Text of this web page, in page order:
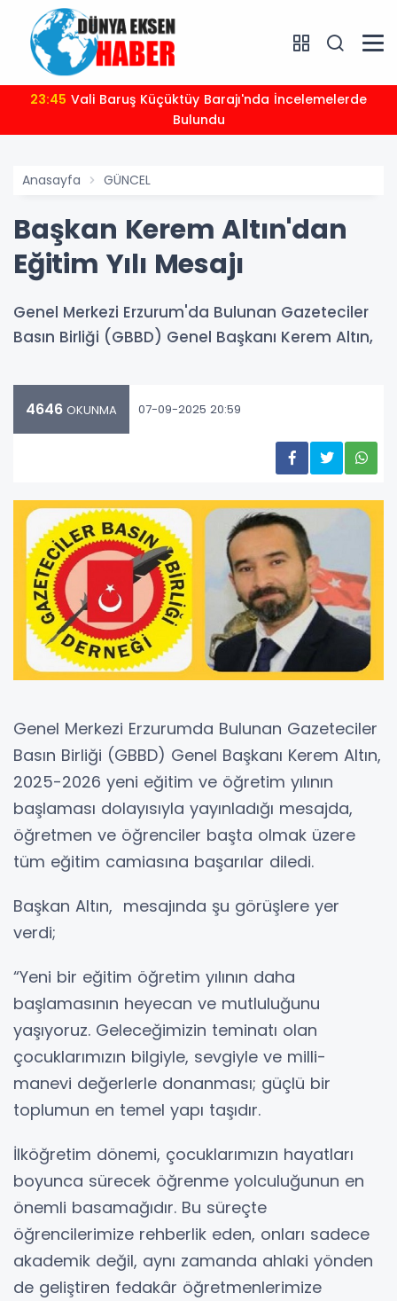
23:45
Bulundu
Anasayfa GÜNCEL
Başkan Kerem Altın'dan
Eğitim Yılı Mesajı
Genel Merkezi Erzurum'da Bulunan Gazeteciler
Basın Birliği (GBBD) Genel Başkanı Kerem Altın,
4646 OKUNMA 07-09-2025 20:59
Genel Merkezi Erzurumda Bulunan Gazeteciler
Basın Birliği (GBBD) Genel Başkanı Kerem Altın,
2025-2026 yeni eğitim ve öğretim yılının
başlaması dolayısıyla yayınladığı mesajda,
öğretmen ve öğrenciler başta olmak üzere
tüm eğitim camiasına başarılar diledi.
Başkan Altın, mesajında şu görüşlere yer
verdi;
“Yeni bir eğitim öğretim yılının daha
başlamasının heyecan ve mutluluğunu
yaşıyoruz. Geleceğimizin teminatı olan
çocuklarımızın bilgiyle, sevgiyle ve milli-
manevi değerlerle donanması; güçlü bir
toplumun en temel yapı taşıdır.
İlköğretim dönemi, çocuklarımızın hayatları
boyunca sürecek öğrenme yolculuğunun en
önemli basamağıdır. Bu süreçte
öğrencilerimize rehberlik eden, onları sadece
akademik değil, aynı zamanda ahlaki yönden
de geliştiren fedakâr öğretmenlerimize